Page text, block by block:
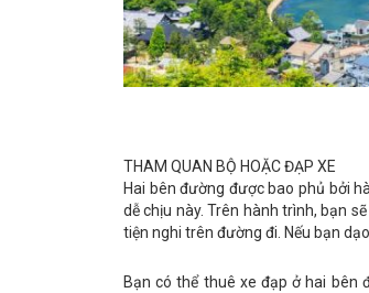
THAM QUAN BỘ HOẶC ĐẠP XE
Hai bên đường được bao phủ bởi
dễ chịu này. Trên hành trình, bạn
tiện nghi trên đường đi. Nếu bạn
Bạn có thể thuê xe đạp ở hai bên